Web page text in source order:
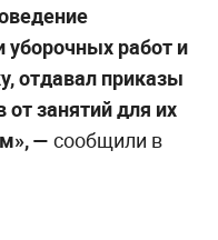
работ и
отдавал приказы
занятий для их
— сообщили в